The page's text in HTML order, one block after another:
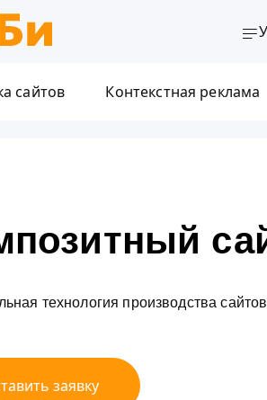
сайтов Контекстная реклама
технология производства
заявку